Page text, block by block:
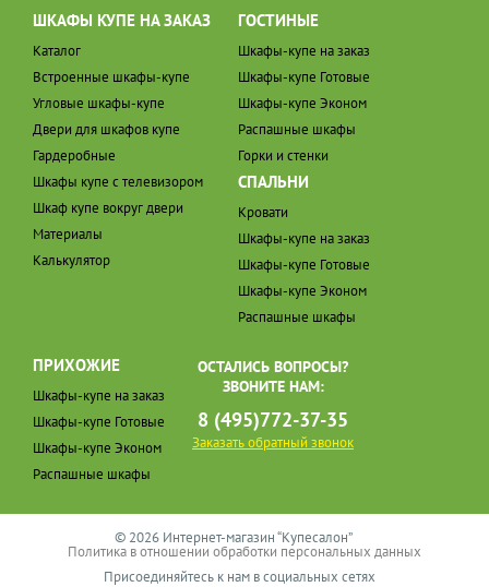
ШКАФЫ КУПЕ НА ЗАКАЗ
Каталог
Встроенные шкафы-купе
Угловые шкафы-купе
Двери для шкафов купе
Гардеробные
Шкафы купе с телевизором
Шкаф купе вокруг двери
Материалы
Калькулятор
ГОСТИНЫЕ
Шкафы-купе на заказ
Шкафы-купе Готовые
Шкафы-купе Эконом
Распашные шкафы
Горки и стенки
СПАЛЬНИ
Кровати
Шкафы-купе на заказ
Шкафы-купе Готовые
Шкафы-купе Эконом
Распашные шкафы
ПРИХОЖИЕ
Шкафы-купе на заказ
Шкафы-купе Готовые
Шкафы-купе Эконом
Распашные шкафы
ОСТАЛИСЬ ВОПРОСЫ?
ЗВОНИТЕ НАМ:
8 (495)772-37-35
Заказать обратный звонок
© 2026 Интернет-магазин “Купесалон”
Политика в отношении обработки персональных данных
Присоединяйтесь к нам в социальных сетях